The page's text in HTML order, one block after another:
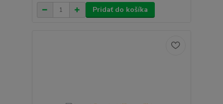
Pridať do košíka